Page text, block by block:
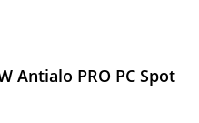
Antialo PRO PC Spot